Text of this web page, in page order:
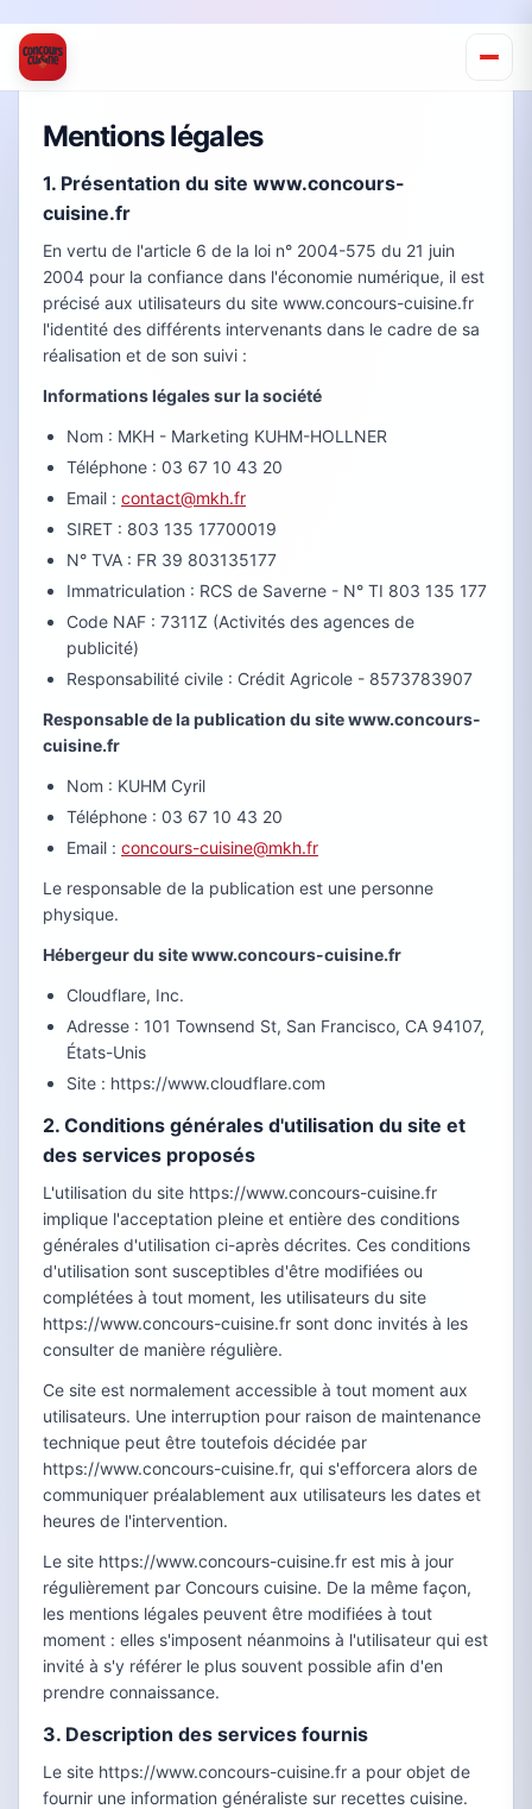
Mentions légales
1. Présentation du site www.concours-
cuisine.fr
En vertu de l'article 6 de la loi n° 2004-575 du 21 juin
2004 pour la confiance dans l'économie numérique, il est
précisé aux utilisateurs du site www.concours-cuisine.fr
l'identité des différents intervenants dans le cadre de sa
réalisation et de son suivi :
Informations légales sur la société
Nom : MKH - Marketing KUHM-HOLLNER
Téléphone : 03 67 10 43 20
Email : contact@mkh.fr
SIRET : 803 135 17700019
N° TVA : FR 39 803135177
Immatriculation : RCS de Saverne - N° TI 803 135 177
Code NAF : 7311Z (Activités des agences de
publicité)
Responsabilité civile : Crédit Agricole - 8573783907
Responsable de la publication du site www.concours-
cuisine.fr
Nom : KUHM Cyril
Téléphone : 03 67 10 43 20
Email : concours-cuisine@mkh.fr
Le responsable de la publication est une personne
physique.
Hébergeur du site www.concours-cuisine.fr
Cloudflare, Inc.
Adresse : 101 Townsend St, San Francisco, CA 94107,
États-Unis
Site : https://www.cloudflare.com
2. Conditions générales d'utilisation du site et
des services proposés
L'utilisation du site https://www.concours-cuisine.fr
implique l'acceptation pleine et entière des conditions
générales d'utilisation ci-après décrites. Ces conditions
d'utilisation sont susceptibles d'être modifiées ou
complétées à tout moment, les utilisateurs du site
https://www.concours-cuisine.fr sont donc invités à les
consulter de manière régulière.
Ce site est normalement accessible à tout moment aux
utilisateurs. Une interruption pour raison de maintenance
technique peut être toutefois décidée par
https://www.concours-cuisine.fr, qui s'efforcera alors de
communiquer préalablement aux utilisateurs les dates et
heures de l'intervention.
Le site https://www.concours-cuisine.fr est mis à jour
régulièrement par Concours cuisine. De la même façon,
les mentions légales peuvent être modifiées à tout
moment : elles s'imposent néanmoins à l'utilisateur qui est
invité à s'y référer le plus souvent possible afin d'en
prendre connaissance.
3. Description des services fournis
Le site https://www.concours-cuisine.fr a pour objet de
fournir une information généraliste sur recettes cuisine.